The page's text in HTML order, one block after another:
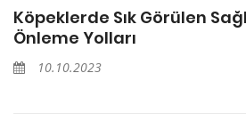
Köpeklerde Sık Görülen
Önleme Yolları
10.10.2023